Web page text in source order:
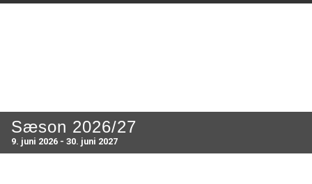
Sæson 2026/27
9. juni 2026 - 30. juni 2027